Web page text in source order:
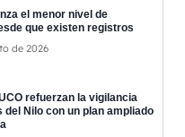
el menor nivel de
que existen registros
de 2026
refuerzan la vigilancia
del Nilo con un plan ampliado